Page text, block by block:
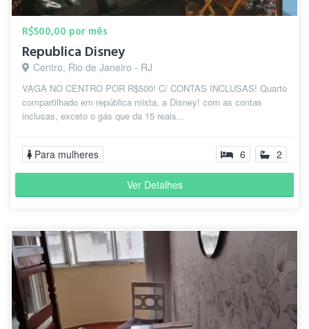
R$500,00 por mês
Republica Disney
Centro, Rio de Janeiro - RJ
VAGA NO CENTRO POR R$500! C/ CONTAS INCLUSAS! Quarto
compartilhado em república mista, a Disney! com as contas
inclusas, exceto o gás que da 15 reais...
Para mulheres 6 2
Ver Detalhes